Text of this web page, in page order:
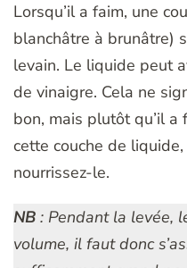
Lorsqu’il a faim, une
blanchâtre à brunâtre)
levain. Le liquide peut
de vinaigre. Cela ne
bon, mais plutôt qu’il a
cette couche de
nourrissez-le.
NB : Pendant la levée,
volume, il faut donc